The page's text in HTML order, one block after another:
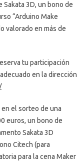
Sakata 3D, un bono de
“Arduino Make
valorado en más de
tu participación
en la dirección
el sorteo de una
euros, un bono de
Sakata 3D
Citech (para
para la cena Maker